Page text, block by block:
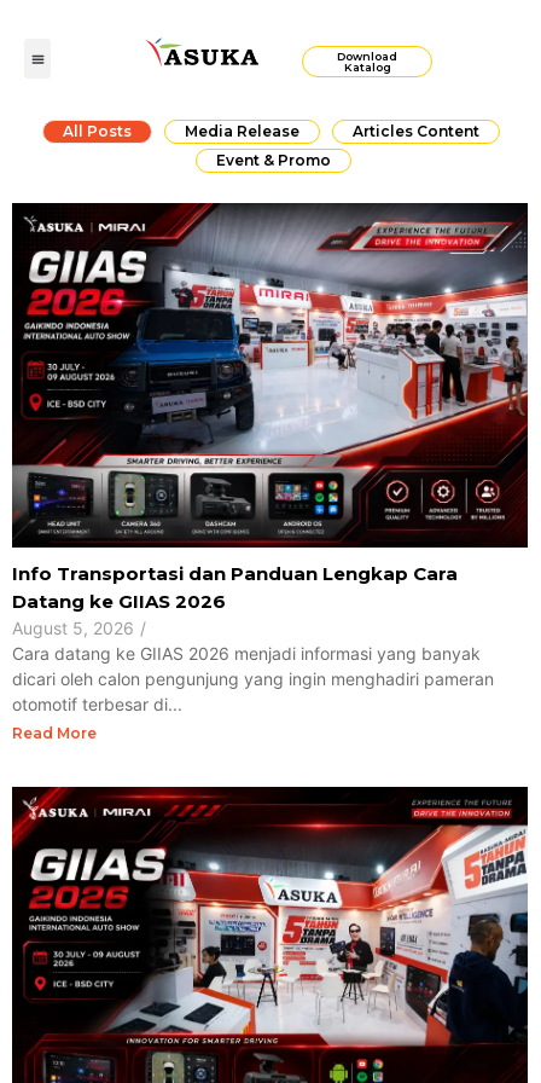
Download
Katalog
All Posts Media Release
Articles Content
Event & Promo
Info Transportasi dan Panduan Lengkap Cara
Datang ke GIIAS 2026
August 5, 2026 /
Cara datang ke GIIAS 2026 menjadi informasi yang banyak
dicari oleh calon pengunjung yang ingin menghadiri pameran
otomotif terbesar di...
Read More